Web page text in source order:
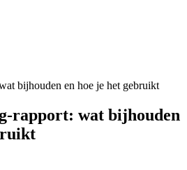
bijhouden en hoe je het gebruikt
rapport: wat bijhouden